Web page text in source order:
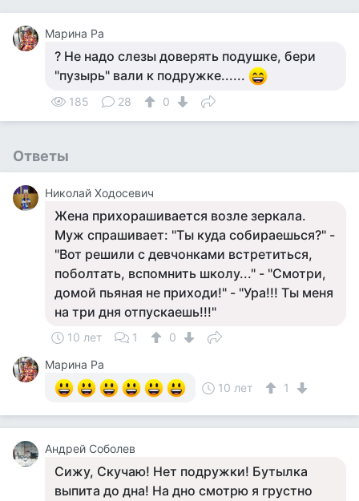
Марина Ра
? Не надо слезы доверять подушке, бери
"пузырь" вали к подружке......
185 28 0
Ответы
Николай Ходосевич
Жена прихорашивается возле зеркала.
Муж спрашивает: "Ты куда собираешься?" -
"Вот решили с девчонками встретиться,
поболтать, вспомнить школу..." - "Смотри,
домой пьяная не приходи!" - "Ура!!! Ты меня
на три дня отпускаешь!!!"
10 лет 1
0
Марина Ра
10 лет
1
Андрей Соболев
Сижу, Скучаю! Нет подружки! Бутылка
выпита до дна! На дно смотрю я грустно